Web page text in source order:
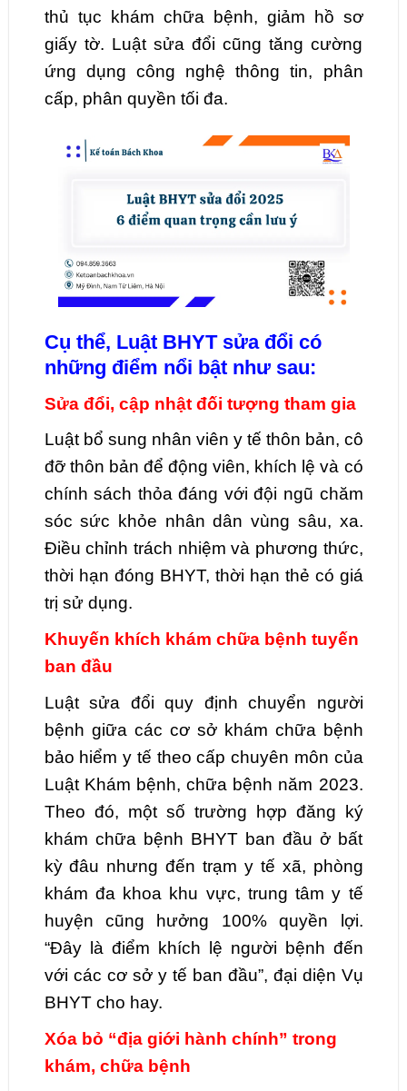
thủ tục khám chữa bệnh, giảm hồ sơ
giấy tờ. Luật sửa đổi cũng tăng cường
ứng dụng công nghệ thông tin, phân
cấp, phân quyền tối đa.
Cụ thể, Luật BHYT sửa đổi có
những điểm nổi bật như sau:
Sửa đổi, cập nhật đối tượng tham gia
Luật bổ sung nhân viên y tế thôn bản, cô
đỡ thôn bản để động viên, khích lệ và có
chính sách thỏa đáng với đội ngũ chăm
sóc sức khỏe nhân dân vùng sâu, xa.
Điều chỉnh trách nhiệm và phương thức,
thời hạn đóng BHYT, thời hạn thẻ có giá
trị sử dụng.
Khuyến khích khám chữa bệnh tuyến
ban đầu
Luật sửa đổi quy định chuyển người
bệnh giữa các cơ sở khám chữa bệnh
bảo hiểm y tế theo cấp chuyên môn của
Luật Khám bệnh, chữa bệnh năm 2023.
Theo đó, một số trường hợp đăng ký
khám chữa bệnh BHYT ban đầu ở bất
kỳ đâu nhưng đến trạm y tế xã, phòng
khám đa khoa khu vực, trung tâm y tế
huyện cũng hưởng 100% quyền lợi.
“Đây là điểm khích lệ người bệnh đến
với các cơ sở y tế ban đầu”, đại diện Vụ
BHYT cho hay.
Xóa bỏ “địa giới hành chính” trong
khám, chữa bệnh